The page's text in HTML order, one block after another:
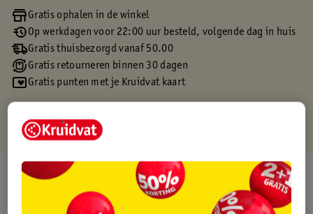
Gratis ophalen in de winkel
Op werkdagen voor 22:00 uur besteld, volgende dag in huis
Gratis thuisbezorgd vanaf 50.00
Gratis retourneren binnen 30 dagen
Gratis punten met je Kruidvat kaart
Over dit product
Productinformatie